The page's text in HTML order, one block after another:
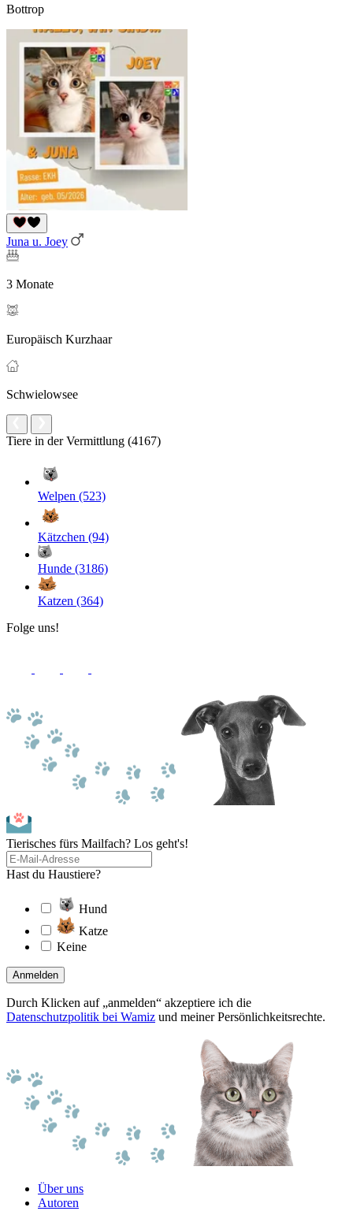
Bottrop
Juna u. Joey
3 Monate
Europäisch Kurzhaar
Schwielowsee
Tiere in der Vermittlung (4167)
Welpen (523)
Kätzchen (94)
Hunde (3186)
Katzen (364)
Folge uns!
Tierisches fürs Mailfach? Los geht's!
Hast du Haustiere?
Hund
Katze
Keine
Anmelden
Durch Klicken auf „anmelden“ akzeptiere ich die
Datenschutzpolitik bei Wamiz und meiner Persönlichkeitsrechte.
Über uns
Autoren